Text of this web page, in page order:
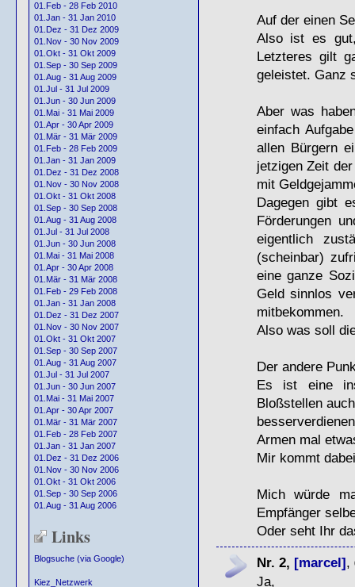
01.Feb - 28 Feb 2010
01.Jan - 31 Jan 2010
01.Dez - 31 Dez 2009
01.Nov - 30 Nov 2009
01.Okt - 31 Okt 2009
01.Sep - 30 Sep 2009
01.Aug - 31 Aug 2009
01.Jul - 31 Jul 2009
01.Jun - 30 Jun 2009
01.Mai - 31 Mai 2009
01.Apr - 30 Apr 2009
01.Mär - 31 Mär 2009
01.Feb - 28 Feb 2009
01.Jan - 31 Jan 2009
01.Dez - 31 Dez 2008
01.Nov - 30 Nov 2008
01.Okt - 31 Okt 2008
01.Sep - 30 Sep 2008
01.Aug - 31 Aug 2008
01.Jul - 31 Jul 2008
01.Jun - 30 Jun 2008
01.Mai - 31 Mai 2008
01.Apr - 30 Apr 2008
01.Mär - 31 Mär 2008
01.Feb - 29 Feb 2008
01.Jan - 31 Jan 2008
01.Dez - 31 Dez 2007
01.Nov - 30 Nov 2007
01.Okt - 31 Okt 2007
01.Sep - 30 Sep 2007
01.Aug - 31 Aug 2007
01.Jul - 31 Jul 2007
01.Jun - 30 Jun 2007
01.Mai - 31 Mai 2007
01.Apr - 30 Apr 2007
01.Mär - 31 Mär 2007
01.Feb - 28 Feb 2007
01.Jan - 31 Jan 2007
01.Dez - 31 Dez 2006
01.Nov - 30 Nov 2006
01.Okt - 31 Okt 2006
01.Sep - 30 Sep 2006
01.Aug - 31 Aug 2006
Links
Blogsuche (via Google)
Kiez_Netzwerk
Auf der einen
Also ist es
Letzteres gilt
geleistet. Ganz
Aber was
einfach
allen Bürgern
jetzigen Zeit
mit
Dagegen gibt
Förderungen
eigentlich
(scheinbar)
eine ganze
Geld sinnlos
mitbekommen.
Also was soll
Der andere
Es ist eine
Bloßstellen
Armen mal
Mir kommt
Mich würde
Empfänger
Oder seht Ihr
Nr. 2, [marcel],
Ja,